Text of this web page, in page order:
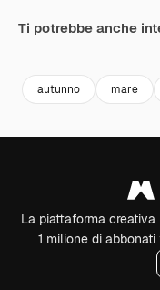
Ti potrebbe anche
autunno mare
La piattaforma
1 milione di